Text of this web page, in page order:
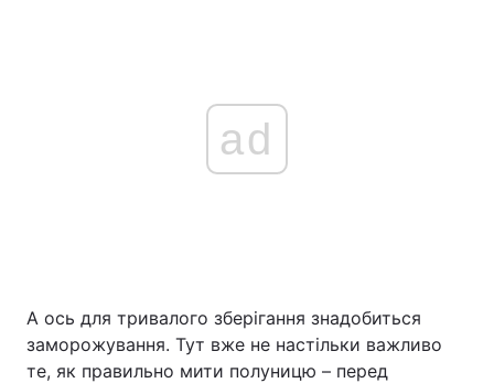
ad
А ось для тривалого зберігання знадобиться
заморожування. Тут вже не настільки важливо
те, як правильно мити полуницю – перед